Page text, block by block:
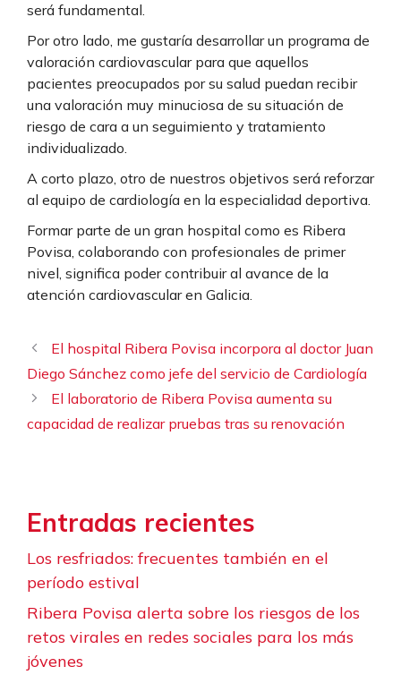
será fundamental.
Por otro lado, me gustaría desarrollar un programa de
valoración cardiovascular para que aquellos
pacientes preocupados por su salud puedan recibir
una valoración muy minuciosa de su situación de
riesgo de cara a un seguimiento y tratamiento
individualizado.
A corto plazo, otro de nuestros objetivos será reforzar
al equipo de cardiología en la especialidad deportiva.
Formar parte de un gran hospital como es Ribera
Povisa, colaborando con profesionales de primer
nivel, significa poder contribuir al avance de la
atención cardiovascular en Galicia.
El hospital Ribera Povisa incorpora al doctor Juan
Diego Sánchez como jefe del servicio de Cardiología
El laboratorio de Ribera Povisa aumenta su
capacidad de realizar pruebas tras su renovación
Entradas recientes
Los resfriados: frecuentes también en el
período estival
Ribera Povisa alerta sobre los riesgos de los
retos virales en redes sociales para los más
jóvenes